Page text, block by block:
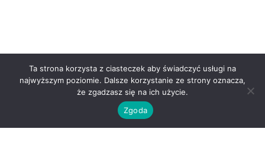
Ta strona korzysta z ciasteczek aby świadczyć usługi na
najwyższym poziomie. Dalsze korzystanie ze strony oznacza,
że zgadzasz się na ich użycie.
Zgoda